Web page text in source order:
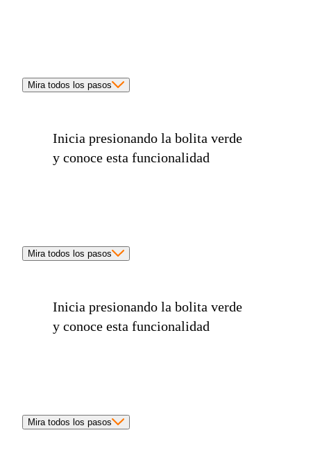
Mira todos los pasos
Inicia presionando la bolita verde
y conoce esta funcionalidad
Mira todos los pasos
Inicia presionando la bolita verde
y conoce esta funcionalidad
Mira todos los pasos